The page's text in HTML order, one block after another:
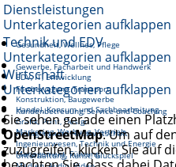
Dienstleistungen
Unterkategorien aufklappen
Gesundheit, Wellnes, Pflege
Gewerbe, Facharbeit und Handwerk
Fortbewegung, Transport
Kundenbetreuung, Service und Coaching
Reinigung und Hauswirtschaft
Unterhaltung, Kunst, Glückspiel
Technik und EDV
Unterkategorien aufklappen
EDV, IT, Entwicklung
Konstruktion, Baugewerbe
Grafik, Print, Design
Ingenieurwesen, Technik und Energie
Wirtschaft
Unterkategorien aufklappen
Handel, Konsum und Sachbearbeitung
Marketing, Werbung, Vertrieb
Management, Führung
Sie sehen gerade einen
OpenStreetMap. Um auf
zuzugreifen, klicken Sie auf